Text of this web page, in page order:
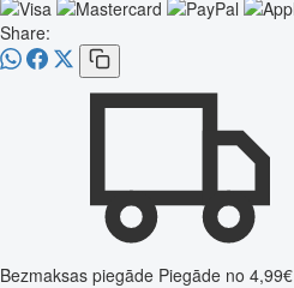
Share:
Bezmaksas piegāde Piegāde no 4,99€